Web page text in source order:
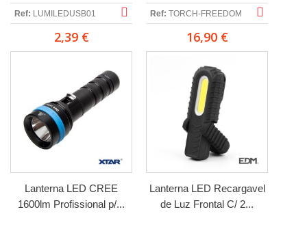
Ref: LUMILEDUSB01
2,39 €
Ref: TORCH-FREEDOM
16,90 €
Lanterna LED CREE
1600lm Profissional p/...
Lanterna LED Recargavel
de Luz Frontal C/ 2...